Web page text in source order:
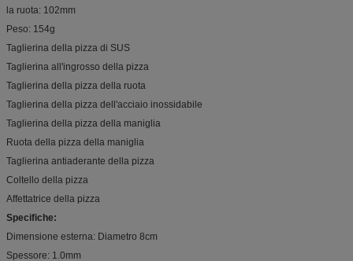
la ruota: 102mm
Peso: 154g
Taglierina della pizza di SUS
Taglierina all'ingrosso della pizza
Taglierina della pizza della ruota
Taglierina della pizza dell'acciaio inossidabile
Taglierina della pizza della maniglia
Ruota della pizza della maniglia
Taglierina antiaderante della pizza
Coltello della pizza
Affettatrice della pizza
Specifiche:
Dimensione esterna: Diametro 8cm
Spessore: 1.0mm